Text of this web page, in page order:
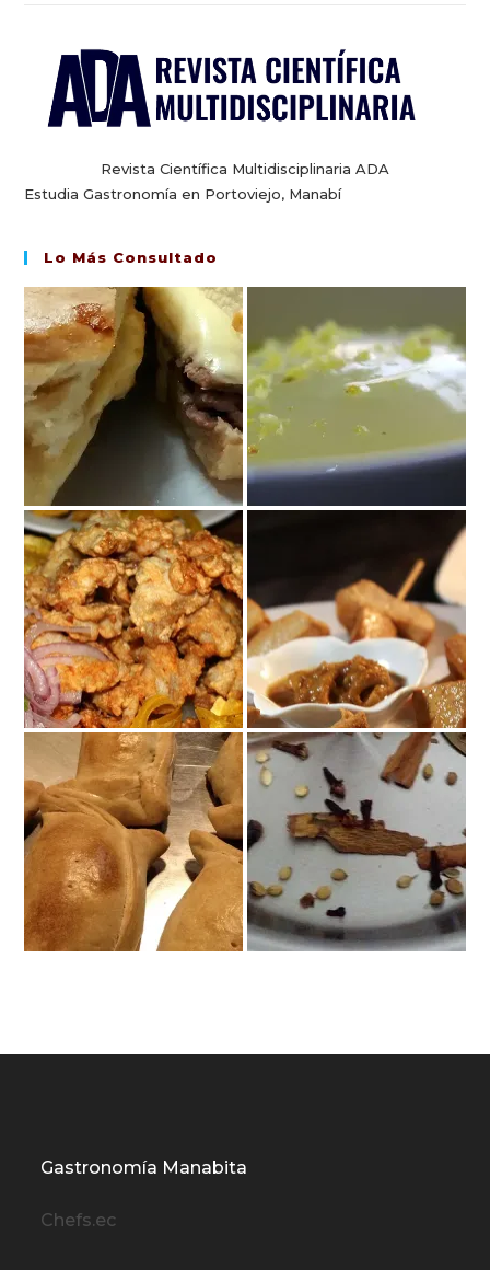
Revista Científica Multidisciplinaria ADA
Estudia Gastronomía en Portoviejo, Manabí
Lo Más Consultado
Gastronomía Manabita
Chefs.ec